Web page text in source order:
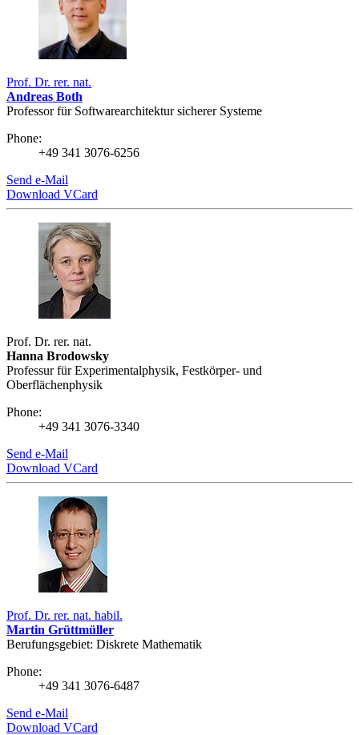
Prof. Dr. rer. nat.
Andreas Both
Professor für Softwarearchitektur sicherer Systeme
Phone:
+49 341 3076-6256
Send e-Mail
Download VCard
Prof. Dr. rer. nat.
Hanna Brodowsky
Professur für Experimentalphysik, Festkörper- und
Oberflächenphysik
Phone:
+49 341 3076-3340
Send e-Mail
Download VCard
Prof. Dr. rer. nat. habil.
Martin Grüttmüller
Berufungsgebiet: Diskrete Mathematik
Phone:
+49 341 3076-6487
Send e-Mail
Download VCard